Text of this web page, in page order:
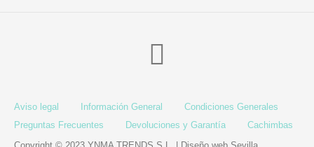
Aviso legal Información General
Condiciones Generales
Preguntas Frecuentes
Devoluciones y Garantía
Cachimbas